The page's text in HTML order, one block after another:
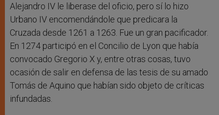
Alejandro IV le liberase del oficio, pero sí lo hizo
Urbano IV encomendándole que predicara la
Cruzada desde 1261 a 1263. Fue un gran pacificador.
En 1274 participó en el Concilio de Lyon que había
convocado Gregorio X y, entre otras cosas, tuvo
ocasión de salir en defensa de las tesis de su amado
Tomás de Aquino que habían sido objeto de críticas
infundadas.